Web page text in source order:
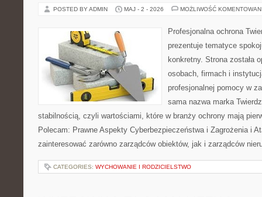
POSTED BY ADMIN MAJ - 2 - 2026 MOŻLIWOŚĆ
Profesjonalna ochrona
prezentuje tematyce
konkretny. Strona została
osobach, firmach i
profesjonalnej pomocy w
sama nazwa marka
stabilnością, czyli wartościami, które w branży ochrony mają
Polecam: Prawne Aspekty Cyberbezpieczeństwa i Zagrożenia i
zainteresować zarówno zarządców obiektów, jak i zarządców
CATEGORIES: WYCHOWANIE I RODZICIELSTWO